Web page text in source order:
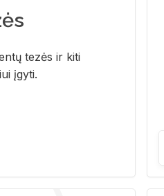
tezės ir kiti
įgyti.